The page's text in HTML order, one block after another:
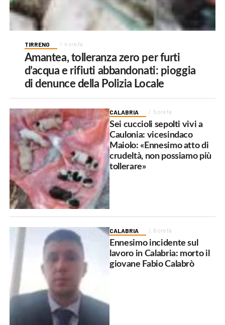
TIRRENO 4 ore fa
Amantea, tolleranza zero per furti
d’acqua e rifiuti abbandonati: pioggia
di denunce della Polizia Locale
CALABRIA 5 ore fa
Sei cuccioli sepolti vivi a
Caulonia: vicesindaco
Maiolo: «Ennesimo atto di
crudeltà, non possiamo più
tollerare»
CALABRIA 6 ore fa
Ennesimo incidente sul
lavoro in Calabria: morto il
giovane Fabio Calabrò